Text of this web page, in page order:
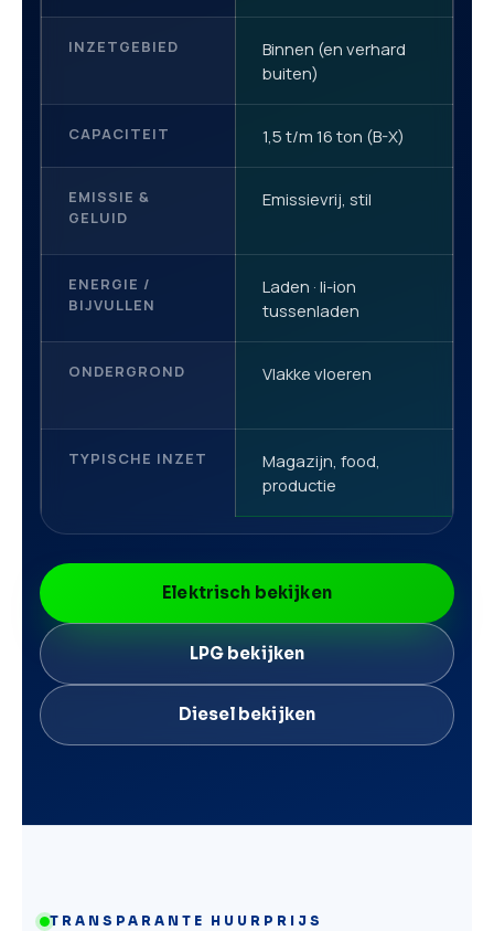
INZETGEBIED
Binnen (en verhard
buiten)
CAPACITEIT 1,5 t/m 16 ton (B-X)
EMISSIE &
GELUID
Emissievrij, stil
ENERGIE /
BIJVULLEN
Laden · li-ion
tussenladen
ONDERGROND Vlakke vloeren
TYPISCHE INZET
Magazijn, food,
productie
Elektrisch bekijken
LPG bekijken
Diesel bekijken
TRANSPARANTE HUURPRIJS